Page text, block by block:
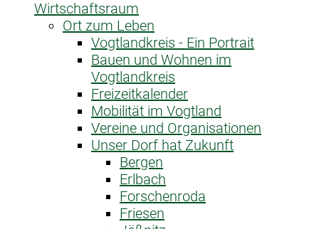
Wirtschaftsraum
Ort zum Leben
Vogtlandkreis - Ein Portrait
Bauen und Wohnen im
Vogtlandkreis
Freizeitkalender
Mobilität im Vogtland
Vereine und Organisationen
Unser Dorf hat Zukunft
Bergen
Erlbach
Forschenroda
Friesen